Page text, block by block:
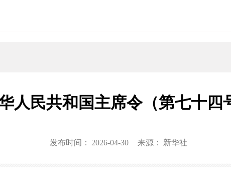
人民共和国主席令（第七十四
发布时间： 2026-04-30 来源： 新华社